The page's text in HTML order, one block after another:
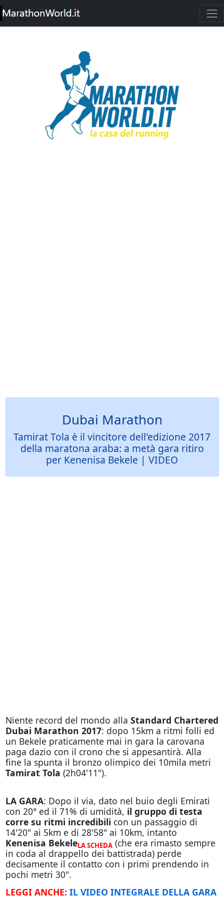
Dubai Marathon
Tamirat Tola è il vincitore dell'edizione 2017
della maratona araba: a metà gara ritiro
per Kenenisa Bekele | VIDEO
Niente record del mondo alla Standard Chartered
Dubai Marathon 2017: dopo 15km a ritmi folli ed
un Bekele praticamente mai in gara la carovana
paga dazio con il crono che si appesantirà. Alla
fine la spunta il bronzo olimpico dei 10mila metri
Tamirat Tola (2h04'11").
LA GARA: Dopo il via, dato nel buio degli Emirati
con 20° ed il 71% di umidità, il gruppo di testa
corre su ritmi incredibili con un passaggio di
14'20" ai 5km e di 28'58" ai 10km, intanto
Kenenisa BekeleLA SCHEDA (che era rimasto sempre
in coda al drappello dei battistrada) perde
decisamente il contatto con i primi prendendo in
pochi metri 30".
LEGGI ANCHE: IL VIDEO INTEGRALE DELLA GARA